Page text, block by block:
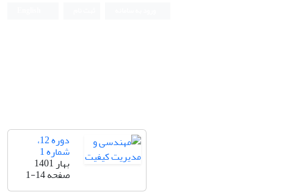
دوره 12،
شماره 1
بهار 1401
صفحه1-14